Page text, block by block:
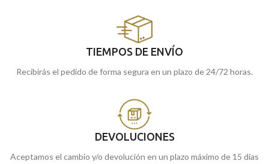
TIEMPOS DE ENVÍO
Recibirás el pedido de forma segura en un plazo de 24/72 horas.
DEVOLUCIONES
Aceptamos el cambio y/o devolución en un plazo máximo de 15 días